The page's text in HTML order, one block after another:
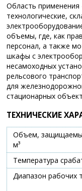
Область
технологические,
объемы, где, как
персонал, а также
шкафы с
несамоходных
рельсового
для
стационарных
ТЕХНИЧЕСКИЕ
Объем,
м³
Температура
Диапазон рабочих